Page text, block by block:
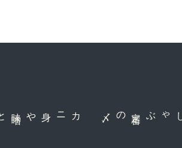
カニ身や味
噌